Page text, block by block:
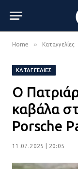
Home » Καταγγελίες
ΚΑΤΑΓΓΕΛΊΕΣ
Ο
καβάλα
Porsche
11.07.2025 | 20:05